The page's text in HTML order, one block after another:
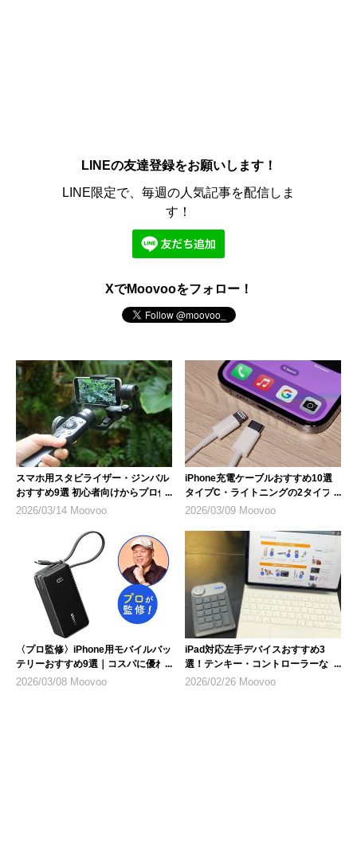
LINEの友達登録をお願いします！
LINE限定で、毎週の人気記事を配信しま
す！
XでMoovooをフォロー！
スマホ用スタビライザー・ジンバル
おすすめ9選 初心者向けからプロ仕
様まで
2026/03/14 Moovoo
iPhone充電ケーブルおすすめ10選
タイプC・ライトニングの2タイプ
を紹介
2026/03/09 Moovoo
〈プロ監修〉iPhone用モバイルバッ
テリーおすすめ9選｜コスパに優れ
た1台を選ぶ
2026/03/08 Moovoo
iPad対応左手デバイスおすすめ3
選！テンキー・コントローラーな
ど、選び方のポイントも解説
2026/02/26 Moovoo